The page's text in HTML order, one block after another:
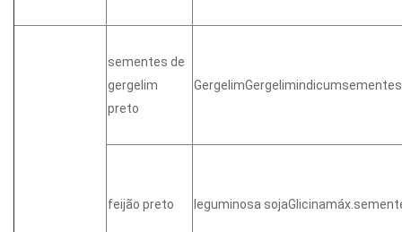
sementes de
gergelim
preto
feijão preto leguminosa